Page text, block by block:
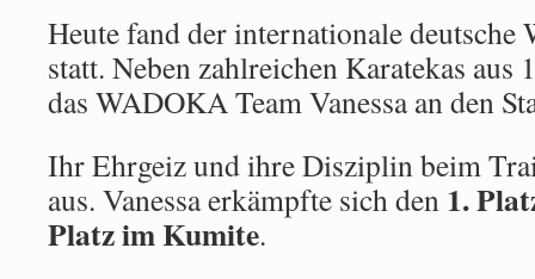
Heute fand der internationale deutsche
statt. Neben zahlreichen Karatekas
das WADOKA Team Vanessa an den
Ihr Ehrgeiz und ihre Disziplin beim
aus. Vanessa erkämpfte sich den 1.
Platz im Kumite.